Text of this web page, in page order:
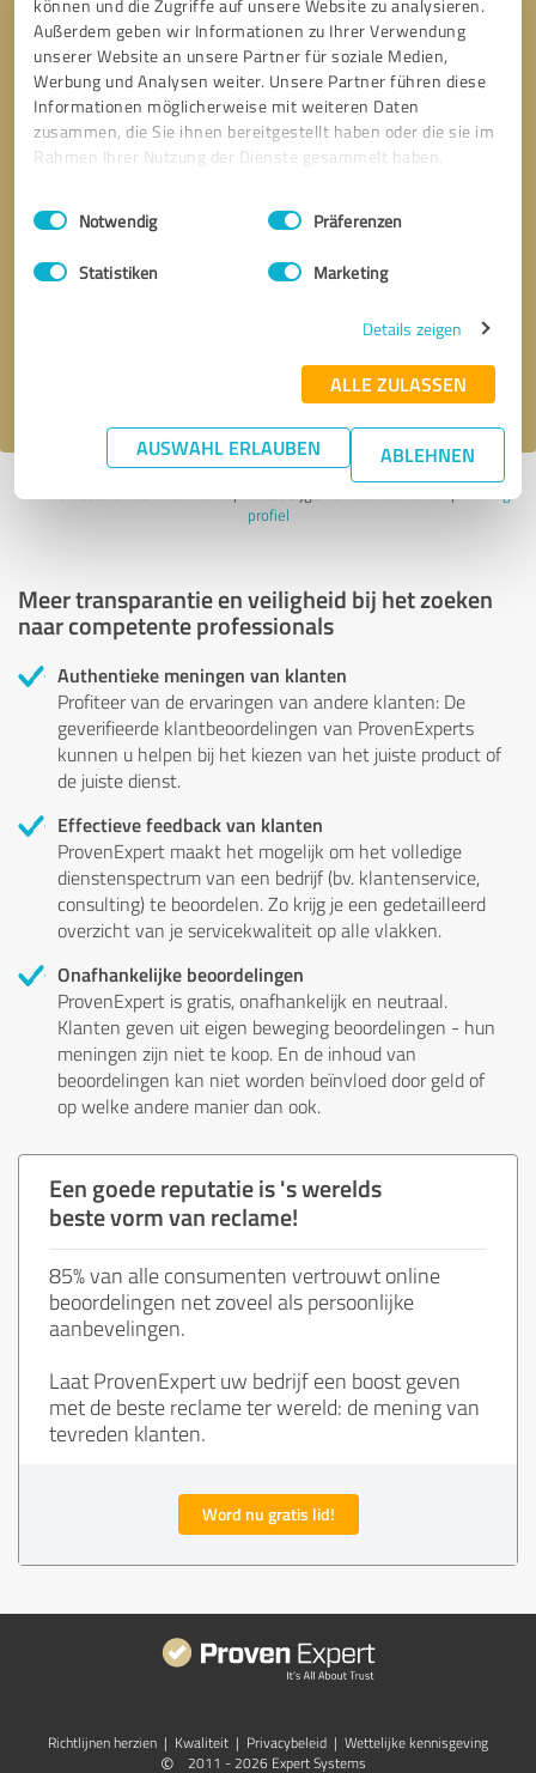
können und die Zugriffe auf unsere Website zu analysieren.
Außerdem geben wir Informationen zu Ihrer Verwendung
unserer Website an unsere Partner für soziale Medien,
Werbung und Analysen weiter. Unsere Partner führen diese
Informationen möglicherweise mit weiteren Daten
zusammen, die Sie ihnen bereitgestellt haben oder die sie im
Rahmen Ihrer Nutzung der Dienste gesammelt haben.
Impressum Datenschutzbestimmungen
Einwilligungsauswahl
Notwendig Präferenzen
Statistiken Marketing
Details zeigen
ALLE ZULASSEN
AUSWAHL ERLAUBEN ABLEHNEN
Terugbelverzoek * verplichte velden
profiel
Meer transparantie en veiligheid bij het zoeken
naar competente professionals
Authentieke meningen van klanten
Profiteer van de ervaringen van andere klanten: De
geverifieerde klantbeoordelingen van ProvenExperts
kunnen u helpen bij het kiezen van het juiste product of
de juiste dienst.
Effectieve feedback van klanten
ProvenExpert maakt het mogelijk om het volledige
dienstenspectrum van een bedrijf (bv. klantenservice,
consulting) te beoordelen. Zo krijg je een gedetailleerd
overzicht van je servicekwaliteit op alle vlakken.
Onafhankelijke beoordelingen
ProvenExpert is gratis, onafhankelijk en neutraal.
Klanten geven uit eigen beweging beoordelingen - hun
meningen zijn niet te koop. En de inhoud van
beoordelingen kan niet worden beïnvloed door geld of
op welke andere manier dan ook.
Een goede reputatie is 's werelds
beste vorm van reclame!
85% van alle consumenten vertrouwt online
beoordelingen net zoveel als persoonlijke
aanbevelingen.
Laat ProvenExpert uw bedrijf een boost geven
met de beste reclame ter wereld: de mening van
tevreden klanten.
Word nu gratis lid!
Richtlijnen herzien | Kwaliteit | Privacybeleid | Wettelijke kennisgeving
©
2011 - 2026 Expert Systems